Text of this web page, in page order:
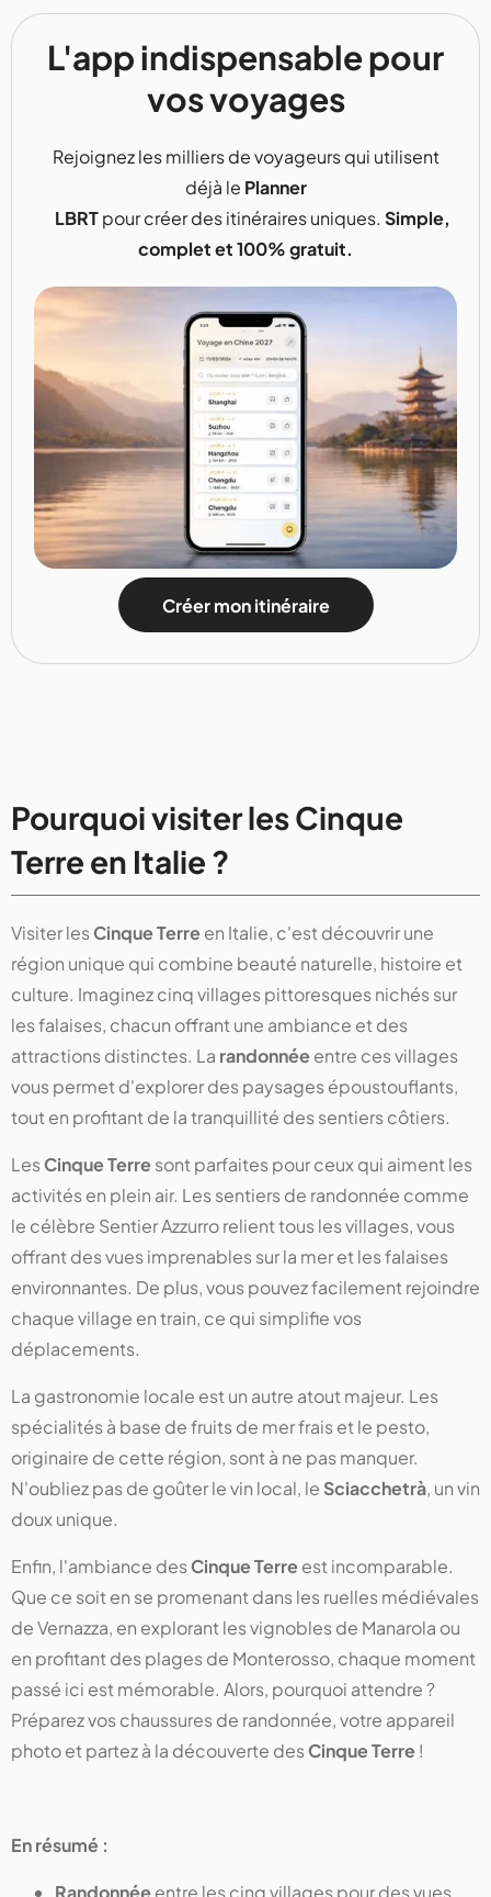
L'app indispensable pour
vos voyages
Rejoignez les milliers de voyageurs qui utilisent
déjà le Planner
LBRTpour créer des itinéraires uniques. Simple,
complet et 100% gratuit.
Créer mon itinéraire
Pourquoi visiter les Cinque
Terre en Italie ?
Visiter lesCinque Terreen Italie, c'est découvrir une
région unique qui combine beauté naturelle, histoire et
culture. Imaginez cinq villages pittoresques nichés sur
les falaises, chacun offrant une ambiance et des
attractions distinctes. La randonnéeentre ces villages
vous permet d'explorer des paysages époustouflants,
tout en profitant de la tranquillité des sentiers côtiers.
LesCinque Terresont parfaites pour ceux qui aiment les
activités en plein air. Les sentiers de randonnée comme
le célèbre Sentier Azzurro relient tous les villages, vous
offrant des vues imprenables sur la mer et les falaises
environnantes. De plus, vous pouvez facilement rejoindre
chaque village en train, ce qui simplifie vos
déplacements.
La gastronomie locale est un autre atout majeur. Les
spécialités à base de fruits de mer frais et le pesto,
originaire de cette région, sont à ne pas manquer.
N'oubliez pas de goûter le vin local, le Sciacchetrà, un vin
doux unique.
Enfin, l'ambiance desCinque Terreest incomparable.
Que ce soit en se promenant dans les ruelles médiévales
de Vernazza, en explorant les vignobles de Manarola ou
en profitant des plages de Monterosso, chaque moment
passé ici est mémorable. Alors, pourquoi attendre ?
Préparez vos chaussures de randonnée, votre appareil
photo et partez à la découverte desCinque Terre!
En résumé :
Randonnéeentre les cinq villages pour des vues